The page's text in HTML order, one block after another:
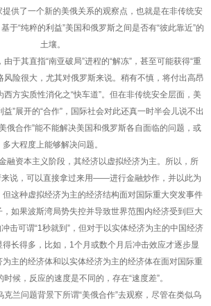
供了一个新的美俄关系的观察点，也就是在非传统安
于“纯粹的利益”美国和俄罗斯之间是否有“彼此靠近”的
土壤。
于其直指“南亚破局”进程的“解冻”，甚至可能获得“重
风险很大，尤其对俄罗斯来说。稍有不慎，将付出高昂
方实质性消化之“快车道”。但在非传统安全层面，美
”展开的“合作”，国际社会对此还真一时半会儿说不出
俄合作”能不能解决美国和俄罗斯各自面临的问题，或
多大程度上能够解决问题。
融资本主义阶段，其经济以虚拟经济为主。所以，所
来说，可以直接拿过来用——进行金融炒作，并以此为
这种虚拟经济为主的经济结构面对国际重大突发事件
如果波斯湾局势失控并导致世界范围内经济受到巨大
击可谓“1秒就到”，但对于以实体经济为主的中国经济
得长得多，比如，1个月或数个月后冲击效应才逐步显
主的经济体和以实体经济为主的经济体在面对国际重
候，反应的速度是不同的，存在“速度差”。
兰问题背景下所谓“美俄合作”去观察，尽管在类似乌